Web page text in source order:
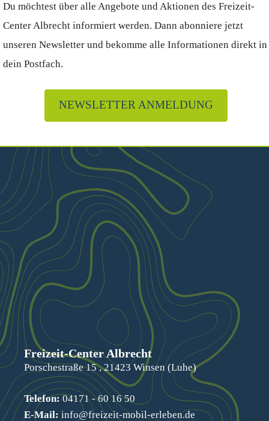
Du möchtest über alle Angebote und Aktionen des Freizeit-
Center Albrecht informiert werden. Dann abonniere jetzt
unseren Newsletter und bekomme alle Informationen direkt in
dein Postfach.
NEWSLETTER ANMELDUNG
Freizeit-Center Albrecht
Porschestraße 15 , 21423 Winsen (Luhe)
Telefon:04171 - 60 16 50
E-Mail: info@freizeit-mobil-erleben.de